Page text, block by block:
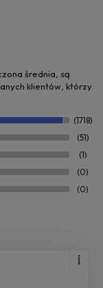
średnia, są
klientów, którzy
(1718)
(51)
(1)
(0)
(0)